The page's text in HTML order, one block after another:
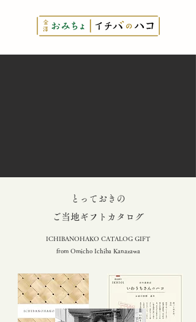
とっておきの
​ご当地ギフトカタログ
ICHIBANOHAKO CATALOG GIFT
from Omicho Ichiba Kanazawa